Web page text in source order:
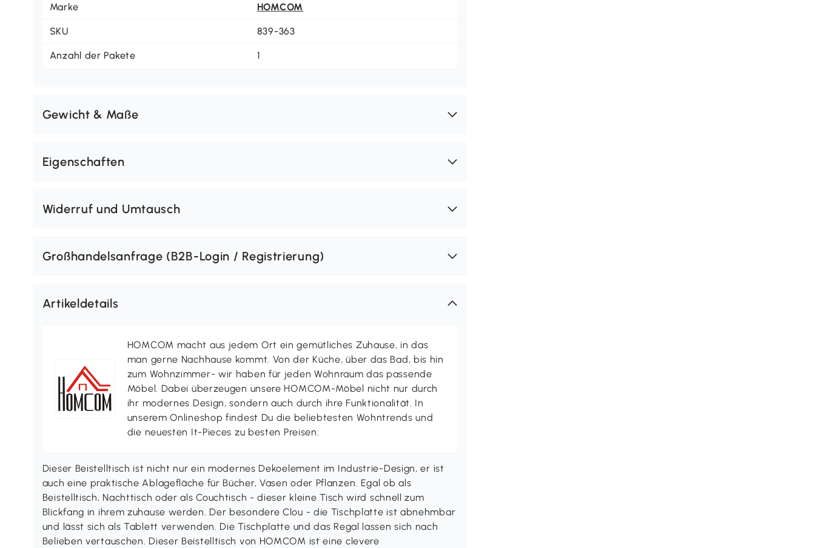
Marke HOMCOM
SKU 839-363
Anzahl der Pakete 1
Gewicht & Maße
Eigenschaften
Widerruf und Umtausch
Großhandelsanfrage (B2B-Login / Registrierung)
Artikeldetails
HOMCOM macht aus jedem Ort ein gemütliches Zuhause, in das
man gerne Nachhause kommt. Von der Küche, über das Bad, bis hin
zum Wohnzimmer- wir haben für jeden Wohnraum das passende
Möbel. Dabei überzeugen unsere HOMCOM-Möbel nicht nur durch
ihr modernes Design, sondern auch durch ihre Funktionalität. In
unserem Onlineshop findest Du die beliebtesten Wohntrends und
die neuesten It-Pieces zu besten Preisen.
Dieser Beistelltisch ist nicht nur ein modernes Dekoelement im Industrie-Design, er ist
auch eine praktische Ablagefläche für Bücher, Vasen oder Pflanzen. Egal ob als
Beistelltisch, Nachttisch oder als Couchtisch - dieser kleine Tisch wird schnell zum
Blickfang in ihrem zuhause werden. Der besondere Clou - die Tischplatte ist abnehmbar
und lässt sich als Tablett verwenden. Die Tischplatte und das Regal lassen sich nach
Belieben vertauschen. Dieser Beistelltisch von HOMCOM ist eine clevere